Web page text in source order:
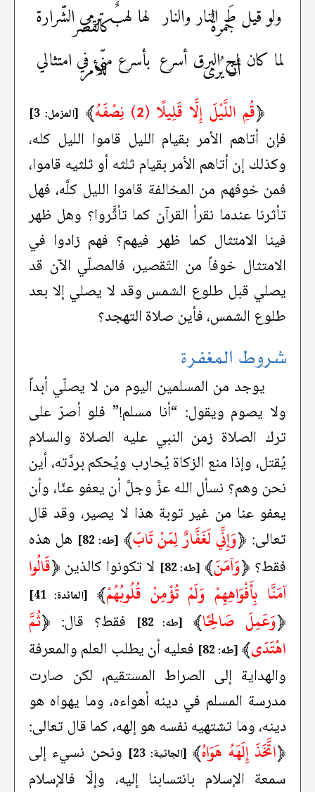
ولو قيل طَ النار والنار
جمرةٌ لها لهبٌ ترمي الشّرارة
كالقصر
لما كان لمح البرق أسرع
أن يُرى بأسرع منّي في امتثالي
للأمر
﴿قُمِ اللَّيْلَ إِلَّا قَلِيلًا (2) نِصْفَهُ ﴾ [المزمل: 3]
فإن أتاهم الأمر بقيام الليل قاموا الليل كله،
وكذلك إن أتاهم الأمر بقيام ثلثه أو ثلثيه قاموا،
فمن خوفهم من المخالفة قاموا الليل كلَّه، فهل
تأثرنا عندما نقرأ القرآن كما تأثَّروا؟ وهل ظهر
فينا الامتثال كما ظهر فيهم؟ فهم زادوا في
الامتثال خوفاً من التّقصير، فالمصلّي الآن قد
يصلي قبل طلوع الشمس وقد لا يصلي إلا بعد
طلوع الشمس، فأين صلاة التهجد؟
شروط المغفرة
يوجد من المسلمين اليوم من لا يصلّي أبداً
ولا يصوم ويقول: “أنا مسلم!” فلو أصرّ على
ترك الصلاة زمن النبي عليه الصلاة والسلام
يُقتل، وإذا منع الزكاة يُحارب ويُحكم بردَّته، أين
نحن وهم؟ نسأل الله عزَّ وجلَّ أن يعفو عنّا، وأن
يعفو عنا من غير توبة هذا لا يصير، وقد قال
تعالى: ﴿وَإِنِّي لَغَفَّارٌ لِمَنْ تَابَ﴾ [طه: 82]
هل هذه
فقط؟ ﴿وَآمَنَ﴾ [طه: 82] لا تكونوا كالذين ﴿قَالُوا
آمَنَّا بِأَفْوَاهِهِمْ وَلَمْ تُؤْمِنْ قُلُوبُهُمْ﴾ [المائدة: 41]
﴿وَعَمِلَ صَالِحًا﴾ [طه: 82] فقط؟ قال: ﴿ثُمَّ
اهْتَدَى﴾ [طه: 82]
فعليه أن يطلب العلم والمعرفة
والهداية إلى الصراط المستقيم، لكن صارت
مدرسة المسلم في دينه أهواءه، وما يهواه هو
دينه، وما تشتهيه نفسه هو إلهه، كما قال تعالى:
﴿اتَّخَذَ إِلَهَهُ هَوَاهُ﴾ [الجاثية: 23]
ونحن نسيء إلى
سمعة الإسلام بانتسابنا إليه، وإلّا فالإسلام